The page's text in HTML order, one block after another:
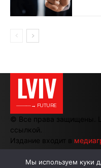
LVIV
———→ FUTURE
© Все права защищены.
ссылкой.
Издание входит в
Мы используем куки